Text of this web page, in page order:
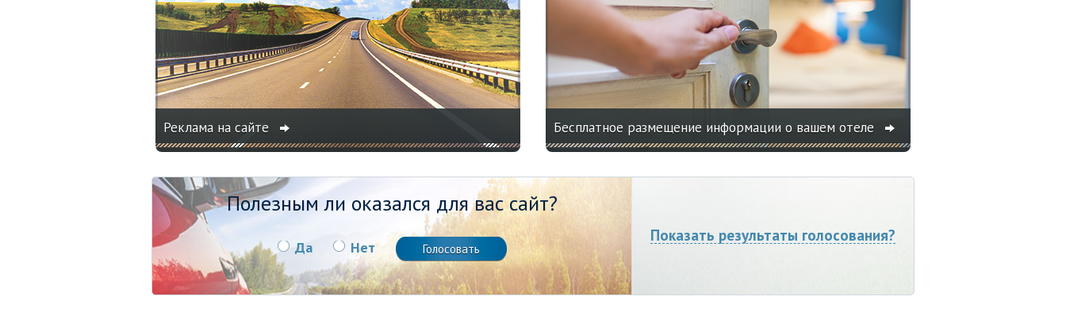
Реклама на сайте Бесплатное размещение информации о вашем отеле
Полезным ли оказался для вас сайт?
Да Нет
Показать результаты голосования?